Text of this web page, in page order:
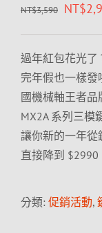
NT$3,590 NT$
過年紅包花光了
完年假也一樣
國機械軸王者品
MX2A 系列三模
讓你新的一年從
直接降到
分類: 促銷活動,